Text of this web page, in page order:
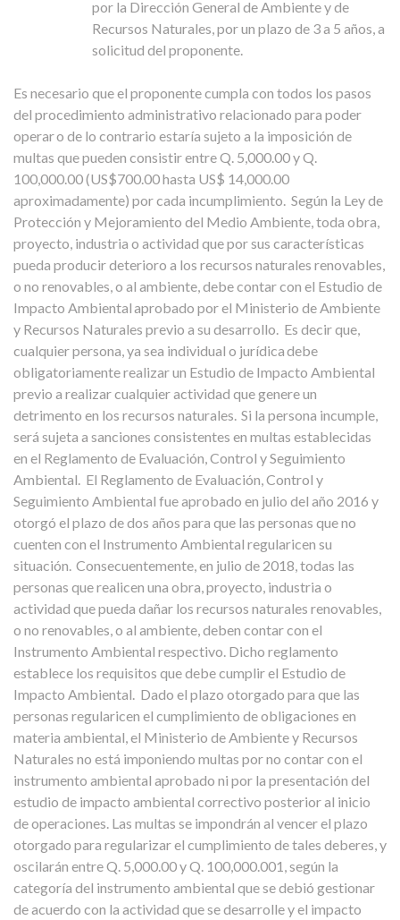
por la Dirección General de Ambiente y de
Recursos Naturales, por un plazo de 3 a 5 años, a
solicitud del proponente.
Es necesario que el proponente cumpla con todos los pasos
del procedimiento administrativo relacionado para poder
operar o de lo contrario estaría sujeto a la imposición de
multas que pueden consistir entre Q. 5,000.00 y Q.
100,000.00 (US$700.00 hasta US$ 14,000.00
aproximadamente) por cada incumplimiento. Según la Ley de
Protección y Mejoramiento del Medio Ambiente, toda obra,
proyecto, industria o actividad que por sus características
pueda producir deterioro a los recursos naturales renovables,
o no renovables, o al ambiente, debe contar con el Estudio de
Impacto Ambiental aprobado por el Ministerio de Ambiente
y Recursos Naturales previo a su desarrollo. Es decir que,
cualquier persona, ya sea individual o jurídica debe
obligatoriamente realizar un Estudio de Impacto Ambiental
previo a realizar cualquier actividad que genere un
detrimento en los recursos naturales. Si la persona incumple,
será sujeta a sanciones consistentes en multas establecidas
en el Reglamento de Evaluación, Control y Seguimiento
Ambiental. El Reglamento de Evaluación, Control y
Seguimiento Ambiental fue aprobado en julio del año 2016 y
otorgó el plazo de dos años para que las personas que no
cuenten con el Instrumento Ambiental regularicen su
situación. Consecuentemente, en julio de 2018, todas las
personas que realicen una obra, proyecto, industria o
actividad que pueda dañar los recursos naturales renovables,
o no renovables, o al ambiente, deben contar con el
Instrumento Ambiental respectivo. Dicho reglamento
establece los requisitos que debe cumplir el Estudio de
Impacto Ambiental. Dado el plazo otorgado para que las
personas regularicen el cumplimiento de obligaciones en
materia ambiental, el Ministerio de Ambiente y Recursos
Naturales no está imponiendo multas por no contar con el
instrumento ambiental aprobado ni por la presentación del
estudio de impacto ambiental correctivo posterior al inicio
de operaciones. Las multas se impondrán al vencer el plazo
otorgado para regularizar el cumplimiento de tales deberes, y
oscilarán entre Q. 5,000.00 y Q. 100,000.001, según la
categoría del instrumento ambiental que se debió gestionar
de acuerdo con la actividad que se desarrolle y el impacto